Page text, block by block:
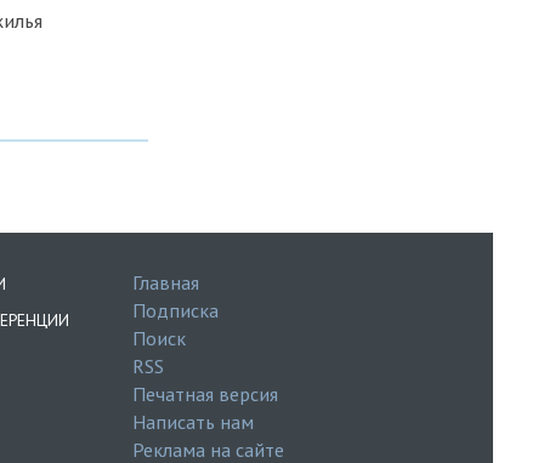
Главная
Подписка
Поиск
RSS
Печатная версия
Написать нам
Реклама на сайте